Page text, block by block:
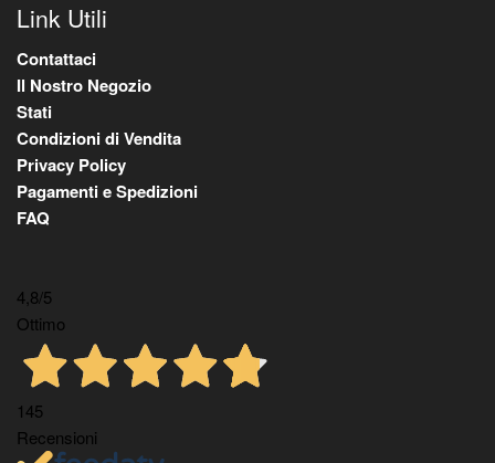
Link Utili
Contattaci
Il Nostro Negozio
Stati
Condizioni di Vendita
Privacy Policy
Pagamenti e Spedizioni
FAQ
4,8/5
Ottimo
145
Recensioni